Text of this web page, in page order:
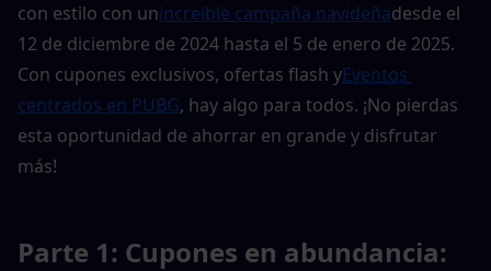
con estilo con unincreíble campaña navideñadesde el
12 de diciembre de 2024 hasta el 5 de enero de 2025.
Con cupones exclusivos, ofertas flash yEventos
centrados en PUBG, hay algo para todos. ¡No pierdas
esta oportunidad de ahorrar en grande y disfrutar
más!
Parte 1: Cupones en abundancia: